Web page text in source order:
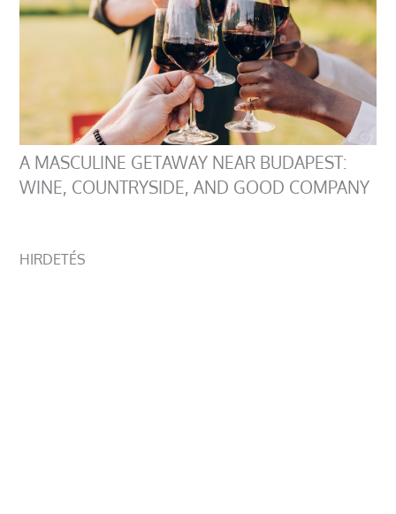
A MASCULINE GETAWAY NEAR BUDAPEST:
WINE, COUNTRYSIDE, AND GOOD COMPANY
HIRDETÉS